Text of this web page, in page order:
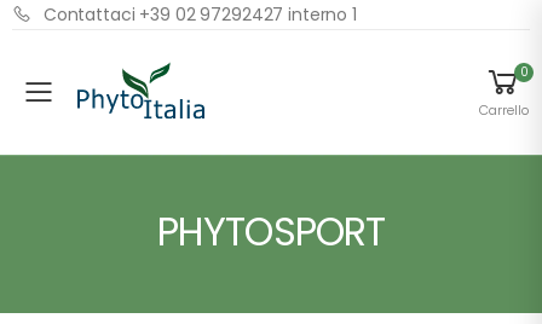
Contattaci +39 02 97292427 interno 1
Menu
0
Carrello
PHYTOSPORT